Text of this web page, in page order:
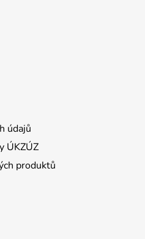
údajů
ÚKZÚZ
produktů